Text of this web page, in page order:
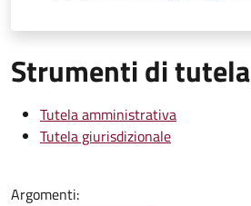
Strumenti di tutela
Tutela amministrativa
Tutela giurisdizionale
Argomenti: